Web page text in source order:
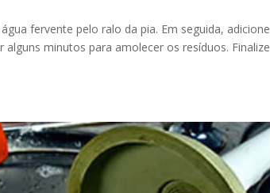
fervente pelo ralo da pia. Em seguida, adicione
minutos para amolecer os resíduos. Finalize